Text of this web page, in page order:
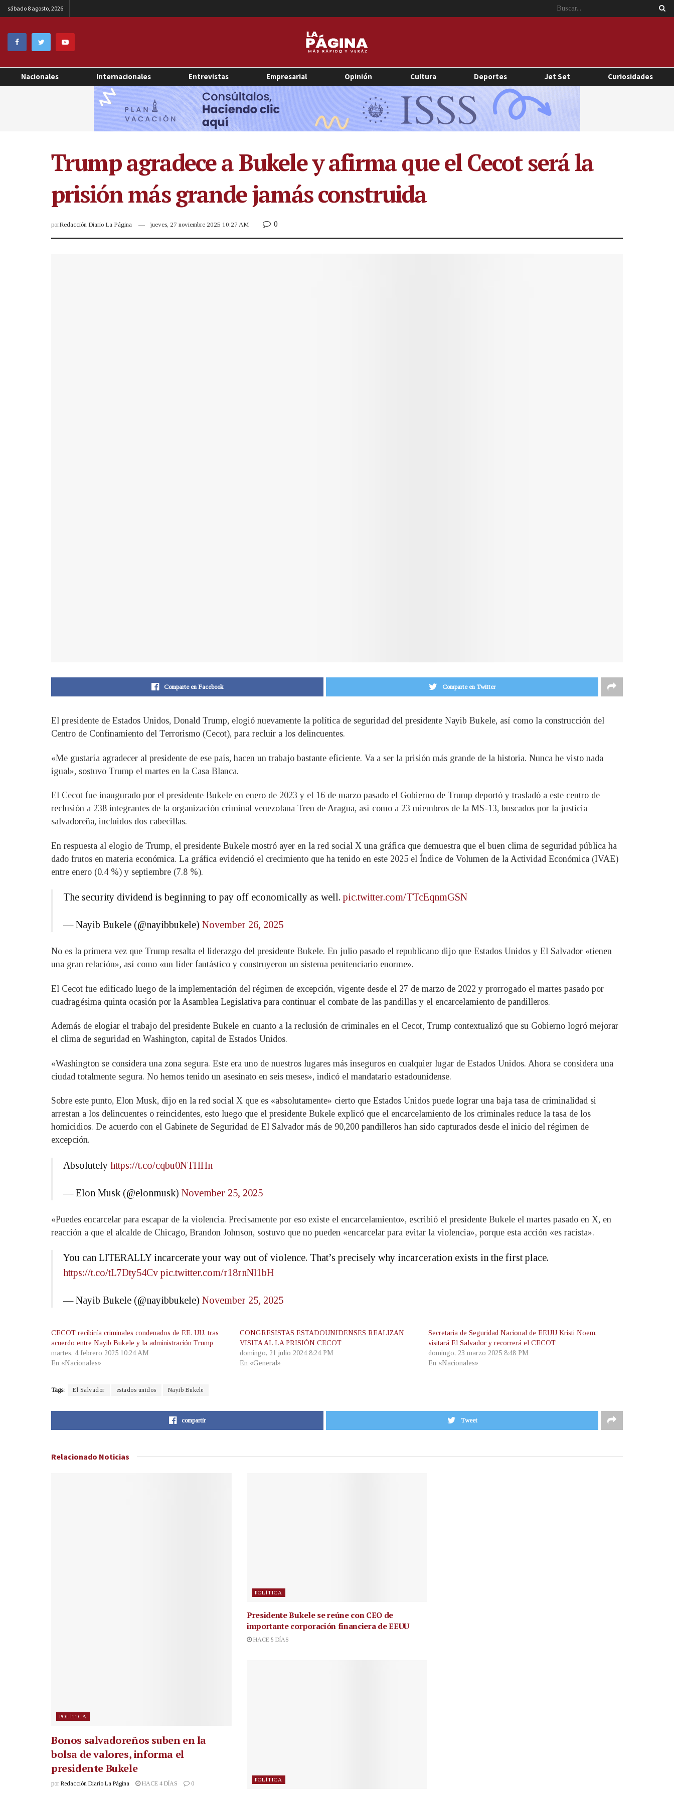
sábado 8 agosto, 2026
Nacionales Internacionales Entrevistas Empresarial Opinión Cultura Deportes Jet Set Curiosidades
Trump agradece a Bukele y afirma que el Cecot será la
prisión más grande jamás construida
porRedacción Diario La Página jueves, 27 noviembre 2025 10:27 AM 0
Comparte en Facebook Comparte en Twitter
El presidente de Estados Unidos, Donald Trump, elogió nuevamente la política de seguridad del presidente Nayib Bukele, así como la construcción del
Centro de Confinamiento del Terrorismo (Cecot), para recluir a los delincuentes.
«Me gustaría agradecer al presidente de ese país, hacen un trabajo bastante eficiente. Va a ser la prisión más grande de la historia. Nunca he visto nada
igual», sostuvo Trump el martes en la Casa Blanca.
El Cecot fue inaugurado por el presidente Bukele en enero de 2023 y el 16 de marzo pasado el Gobierno de Trump deportó y trasladó a este centro de
reclusión a 238 integrantes de la organización criminal venezolana Tren de Aragua, así como a 23 miembros de la MS-13, buscados por la justicia
salvadoreña, incluidos dos cabecillas.
En respuesta al elogio de Trump, el presidente Bukele mostró ayer en la red social X una gráfica que demuestra que el buen clima de seguridad pública ha
dado frutos en materia económica. La gráfica evidenció el crecimiento que ha tenido en este 2025 el Índice de Volumen de la Actividad Económica (IVAE)
entre enero (0.4 %) y septiembre (7.8 %).
The security dividend is beginning to pay off economically as well. pic.twitter.com/TTcEqnmGSN
— Nayib Bukele (@nayibbukele) November 26, 2025
No es la primera vez que Trump resalta el liderazgo del presidente Bukele. En julio pasado el republicano dijo que Estados Unidos y El Salvador «tienen
una gran relación», así como «un líder fantástico y construyeron un sistema penitenciario enorme».
El Cecot fue edificado luego de la implementación del régimen de excepción, vigente desde el 27 de marzo de 2022 y prorrogado el martes pasado por
cuadragésima quinta ocasión por la Asamblea Legislativa para continuar el combate de las pandillas y el encarcelamiento de pandilleros.
Además de elogiar el trabajo del presidente Bukele en cuanto a la reclusión de criminales en el Cecot, Trump contextualizó que su Gobierno logró mejorar
el clima de seguridad en Washington, capital de Estados Unidos.
«Washington se considera una zona segura. Este era uno de nuestros lugares más inseguros en cualquier lugar de Estados Unidos. Ahora se considera una
ciudad totalmente segura. No hemos tenido un asesinato en seis meses», indicó el mandatario estadounidense.
Sobre este punto, Elon Musk, dijo en la red social X que es «absolutamente» cierto que Estados Unidos puede lograr una baja tasa de criminalidad si
arrestan a los delincuentes o reincidentes, esto luego que el presidente Bukele explicó que el encarcelamiento de los criminales reduce la tasa de los
homicidios. De acuerdo con el Gabinete de Seguridad de El Salvador más de 90,200 pandilleros han sido capturados desde el inicio del régimen de
excepción.
Absolutely https://t.co/cqbu0NTHHn
— Elon Musk (@elonmusk) November 25, 2025
«Puedes encarcelar para escapar de la violencia. Precisamente por eso existe el encarcelamiento», escribió el presidente Bukele el martes pasado en X, en
reacción a que el alcalde de Chicago, Brandon Johnson, sostuvo que no pueden «encarcelar para evitar la violencia», porque esta acción «es racista».
You can LITERALLY incarcerate your way out of violence. That’s precisely why incarceration exists in the first place.
https://t.co/tL7Dty54Cv pic.twitter.com/r18rnNl1bH
— Nayib Bukele (@nayibbukele) November 25, 2025
CECOT recibiría criminales condenados de EE. UU. tras
acuerdo entre Nayib Bukele y la administración Trump
martes, 4 febrero 2025 10:24 AM
En «Nacionales»
CONGRESISTAS ESTADOUNIDENSES REALIZAN
VISITA AL LA PRISIÓN CECOT
domingo, 21 julio 2024 8:24 PM
En «General»
Secretaria de Seguridad Nacional de EEUU Kristi Noem,
visitará El Salvador y recorrerá el CECOT
domingo, 23 marzo 2025 8:48 PM
En «Nacionales»
Tags: El Salvador estados unidos Nayib Bukele
compartir Tweet
Relacionado Noticias
POLÍTICA
Bonos salvadoreños suben en la
bolsa de valores, informa el
presidente Bukele
por Redacción Diario La Página HACE 4 DÍAS 0
POLÍTICA
Presidente Bukele se reúne con CEO de
importante corporación financiera de EEUU
HACE 5 DÍAS
POLÍTICA